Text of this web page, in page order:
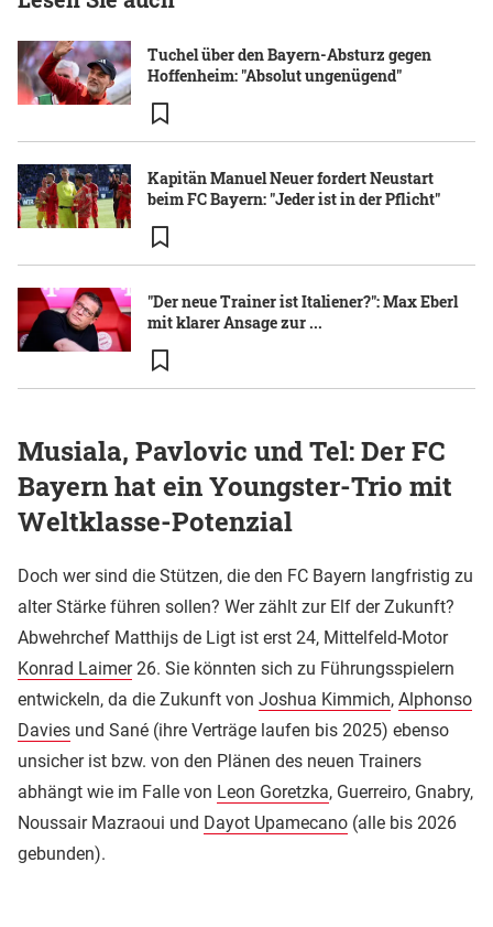
Tuchel über den Bayern-Absturz gegen
Hoffenheim: "Absolut ungenügend"
Kapitän Manuel Neuer fordert Neustart
beim FC Bayern: "Jeder ist in der Pflicht"
"Der neue Trainer ist Italiener?": Max Eberl
mit klarer Ansage zur ...
Musiala, Pavlovic und Tel: Der FC
Bayern hat ein Youngster-Trio mit
Weltklasse-Potenzial
Doch wer sind die Stützen, die den FC Bayern langfristig zu
alter Stärke führen sollen? Wer zählt zur Elf der Zukunft?
Abwehrchef Matthijs de Ligt ist erst 24, Mittelfeld-Motor
Konrad Laimer26. Sie könnten sich zu Führungsspielern
entwickeln, da die Zukunft von Joshua Kimmich, Alphonso
Davies und Sané (ihre Verträge laufen bis 2025) ebenso
unsicher ist bzw. von den Plänen des neuen Trainers
abhängt wie im Falle von Leon Goretzka, Guerreiro, Gnabry,
Noussair Mazraoui und Dayot Upamecano (alle bis 2026
gebunden).